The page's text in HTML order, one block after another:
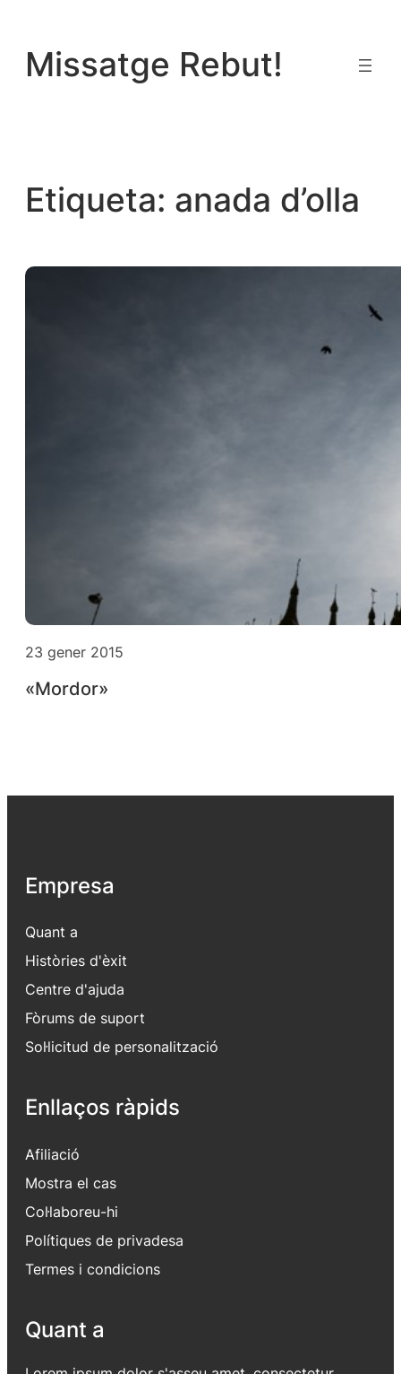
contingut
Missatge Rebut!
Etiqueta: anada d’olla
23 gener 2015
«Mordor»
Empresa
Quant a
Històries d'èxit
Centre d'ajuda
Fòrums de suport
Sol·licitud de personalització
Enllaços ràpids
Afiliació
Mostra el cas
Col·laboreu-hi
Polítiques de privadesa
Termes i condicions
Quant a